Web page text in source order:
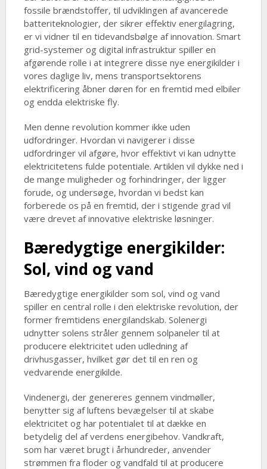
fossile brændstoffer, til udviklingen af avancerede
batteriteknologier, der sikrer effektiv energilagring,
er vi vidner til en tidevandsbølge af innovation. Smart
grid-systemer og digital infrastruktur spiller en
afgørende rolle i at integrere disse nye energikilder i
vores daglige liv, mens transportsektorens
elektrificering åbner døren for en fremtid med elbiler
og endda elektriske fly.
Men denne revolution kommer ikke uden
udfordringer. Hvordan vi navigerer i disse
udfordringer vil afgøre, hvor effektivt vi kan udnytte
elektricitetens fulde potentiale. Artiklen vil dykke ned i
de mange muligheder og forhindringer, der ligger
forude, og undersøge, hvordan vi bedst kan
forberede os på en fremtid, der i stigende grad vil
være drevet af innovative elektriske løsninger.
Bæredygtige energikilder:
Sol, vind og vand
Bæredygtige energikilder som sol, vind og vand
spiller en central rolle i den elektriske revolution, der
former fremtidens energilandskab. Solenergi
udnytter solens stråler gennem solpaneler til at
producere elektricitet uden udledning af
drivhusgasser, hvilket gør det til en ren og
vedvarende energikilde.
Vindenergi, der genereres gennem vindmøller,
benytter sig af luftens bevægelser til at skabe
elektricitet og har potentialet til at dække en
betydelig del af verdens energibehov. Vandkraft,
som har været brugt i århundreder, anvender
strømmen fra floder og vandfald til at producere